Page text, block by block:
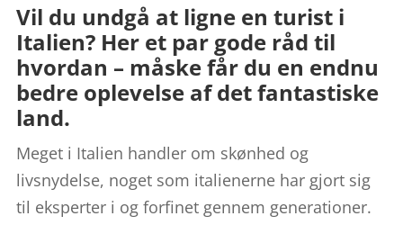
Vil du undgå at ligne en turist i
Italien? Her et par gode råd til
hvordan – måske får du en endnu
bedre oplevelse af det fantastiske
land.
Meget i Italien handler om skønhed og
livsnydelse, noget som italienerne har gjort sig
til eksperter i og forfinet gennem generationer.